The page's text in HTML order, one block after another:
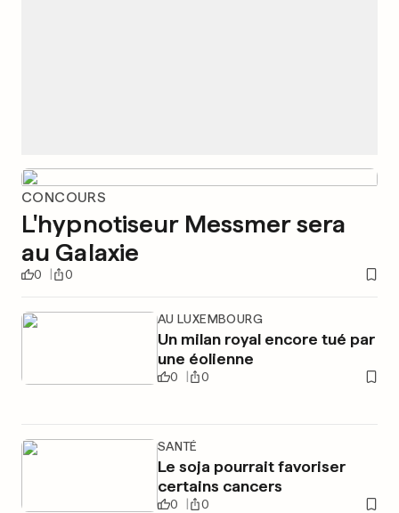
CONCOURS
L'hypnotiseur Messmer sera
au Galaxie
0 0
AU LUXEMBOURG
Un milan royal encore tué par
une éolienne
0 0
SANTÉ
Le soja pourrait favoriser
certains cancers
0 0